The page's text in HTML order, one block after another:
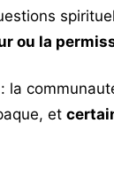
ou la
la
et